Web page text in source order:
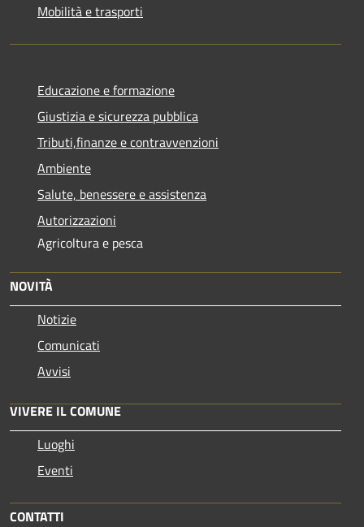
Mobilità e trasporti
Educazione e formazione
Giustizia e sicurezza pubblica
Tributi,finanze e contravvenzioni
Ambiente
Salute, benessere e assistenza
Autorizzazioni
Agricoltura e pesca
NOVITÀ
Notizie
Comunicati
Avvisi
VIVERE IL COMUNE
Luoghi
Eventi
CONTATTI